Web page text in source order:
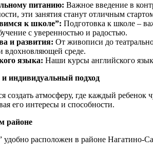
питанию: Важное введение в
эти занятия станут отличным
к школе”: Подготовка к школе –
с уверенностью и радостью.
и развития: От живописи до
среде.
языка: Наши курсы английского
индивидуальный подход
создать атмосферу, где каждый
его интересы и способности.
районе
расположен в районе Нагатино-